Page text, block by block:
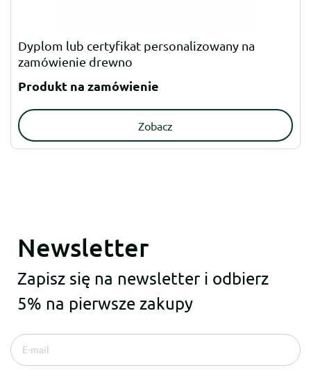
Dyplom lub certyfikat personalizowany na
zamówienie drewno
Produkt na zamówienie
Zobacz
Newsletter
Zapisz się na newsletter i odbierz
5% na pierwsze zakupy